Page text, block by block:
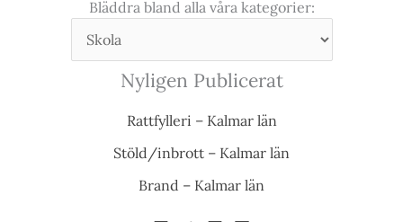
Bläddra bland alla våra kategorier:
Nyligen Publicerat
Rattfylleri – Kalmar län
Stöld/inbrott – Kalmar län
Brand – Kalmar län